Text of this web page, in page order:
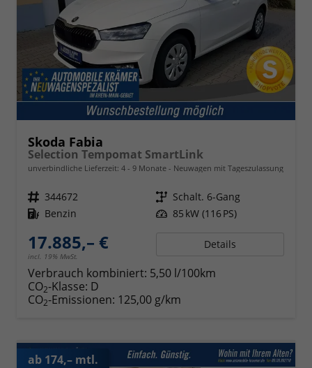
Skoda Fabia
Selection Tempomat SmartLink
unverbindliche Lieferzeit: 4 - 9 Monate Neuwagen mit Tageszulassung
Fahrzeugnr. 344672 Getriebe Schalt. 6-Gang
Kraftstoff Benzin Leistung 85 kW (116 PS)
17.885,– €
incl. 19% MwSt.
Details
Verbrauch kombiniert: 5,50 l/100km
CO2-Klasse: D
CO2-Emissionen: 125,00 g/km
ab 174,– mtl.